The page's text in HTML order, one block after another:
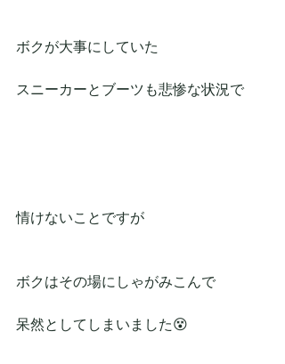
ボクが大事にしていた
スニーカーとブーツも悲惨な状況で
情けないことですが
ボクはその場にしゃがみこんで
呆然としてしまいました😵